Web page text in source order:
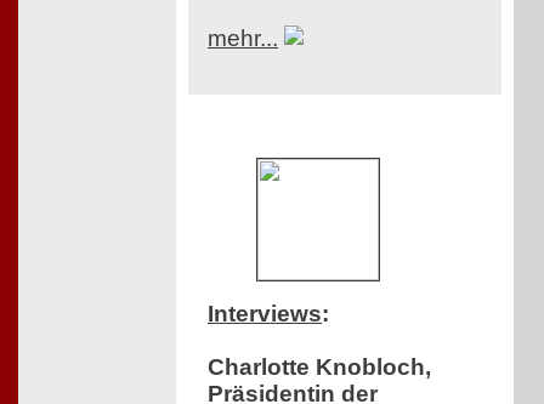
mehr...
Interviews:
Charlotte Knobloch,
Präsidentin der